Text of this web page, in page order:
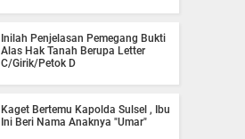
Inilah Penjelasan Pemegang Bukti
Alas Hak Tanah Berupa Letter
C/Girik/Petok D
Kaget Bertemu Kapolda Sulsel , Ibu
Ini Beri Nama Anaknya "Umar"